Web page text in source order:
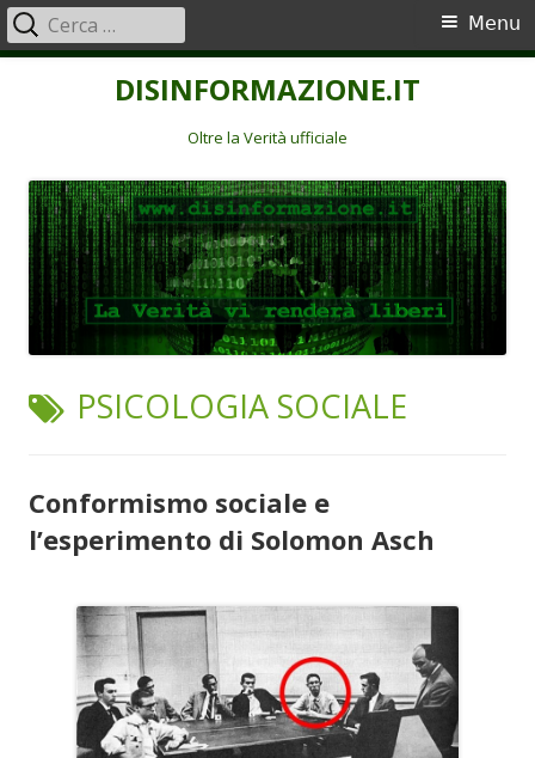
DISINFORMAZIONE.IT
Oltre la Verità ufficiale
Menu
principale
Menu
Ricerca
per:
TAG:
PSICOLOGIA SOCIALE
Conformismo sociale e
l’esperimento di Solomon Asch